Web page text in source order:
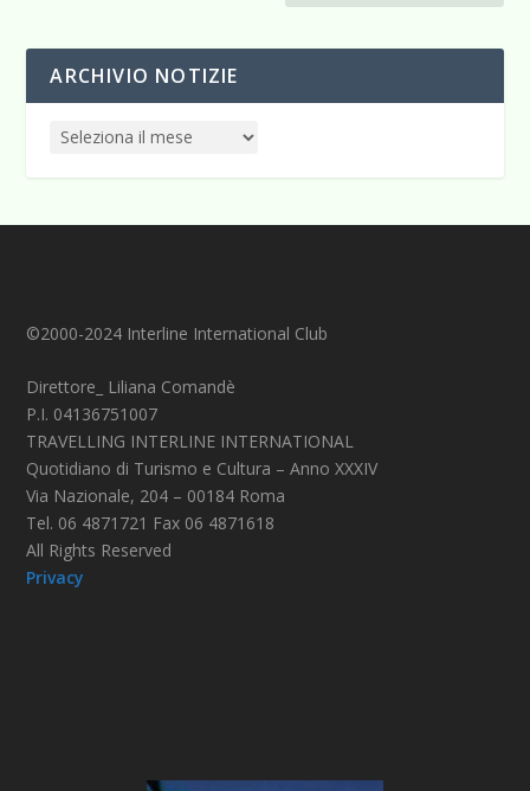
ARCHIVIO NOTIZIE
©2000-2024 Interline International Club
Direttore_ Liliana Comandè
P.I. 04136751007
TRAVELLING INTERLINE INTERNATIONAL
Quotidiano di Turismo e Cultura – Anno XXXIV
Via Nazionale, 204 – 00184 Roma
Tel. 06 4871721 Fax 06 4871618
All Rights Reserved
Privacy